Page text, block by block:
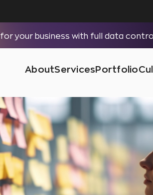
for your business with full data control
AboutServices Portfolio